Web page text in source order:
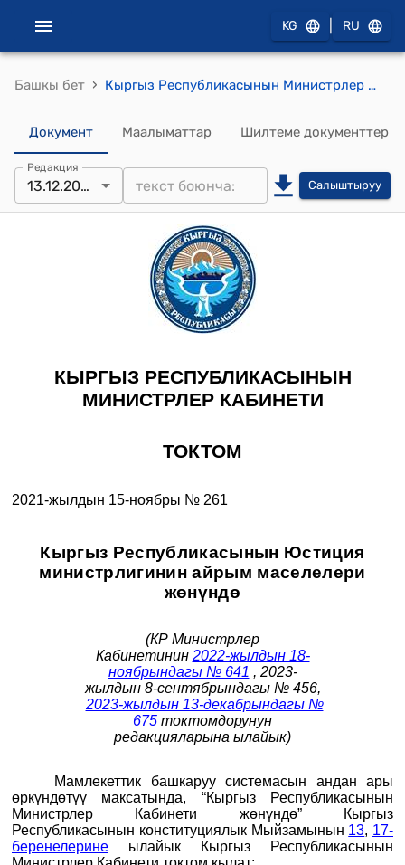
KG RU
Башкы бет › Кыргыз Республикасынын Министрлер Кабинетинин 2021-жылдын 15-ноябрындагы № 261 "Кыргыз Республикасынын Юстиция министрлигинин айрым маселелери жөнүндө" токтому
Документ Маалыматтар Шилтеме документтер
Редакция
13.12.2023 Салыштыруу